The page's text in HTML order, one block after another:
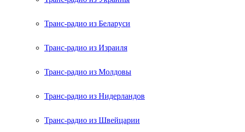
Транс-радио из Беларуси
Транс-радио из Израиля
Транс-радио из Молдовы
Транс-радио из Нидерландов
Транс-радио из Швейцарии